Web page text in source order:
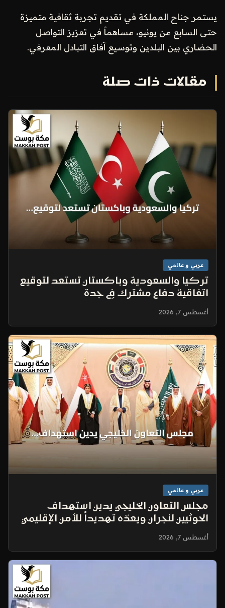
يستمر جناح المملكة في تقديم تجربة ثقافية متميزة
حتى السابع من يونيو، مساهماً في تعزيز التواصل
الحضاري بين البلدين وتوسيع آفاق التبادل المعرفي.
مقالات ذات صلة
عربي و عالمي
تركيا والسعودية وباكستان تستعد لتوقيع
اتفاقية دفاع مشترك في جدة
أغسطس 7, 2026
عربي و عالمي
مجلس التعاون الخليجي يدين استهداف
الحوثيين لنجران ويعدّه تهديداً للأمن الإقليمي
أغسطس 7, 2026